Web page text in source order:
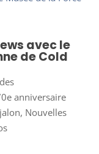
avec le
de Cold
anniversaire
, Nouvelles